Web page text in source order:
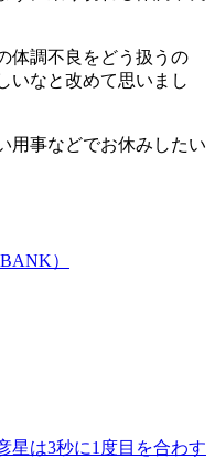
体調不良をどう扱うの
いなと改めて思いまし
用事などでお休みしたい
）
は3秒に1度目を合わす